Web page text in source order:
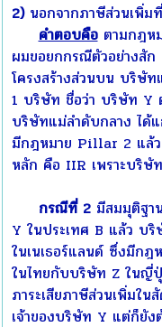
2)นอกจากภาษีส่วนเพิ่มที่
คำตอบคือตามกฎหม
ผมขอยกกรณีตัวอย่างสัก
โครงสร้างส่วนบน บริษั
1 บริษัท ชื่อว่า บริษัท Y
บริษัทแม่ลำดับกลาง ได้
มีกฎหมาย Pillar 2 แล้ว
หลัก คือ IIR เพราะบริ
กรณีที่ 2มีสมมุติฐา
Y ในประเทศ B แล้ว บ
ในเนเธอร์แลนด์ ซึ่งมีก
ในไทยกับบริษัท Z ในญี่
ภาระเสียภาษีส่วนเพิ่มใ
เจ้าของบริษัท Y แต่ก็ยั